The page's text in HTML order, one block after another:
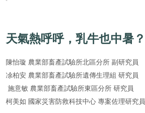
天氣熱呼呼，乳牛也中暑？
陳怡璇 農業部畜產試驗所北區分所 副研究員
凃柏安 農業部畜產試驗所遺傳生理組 研究員
施意敏 農業部畜產試驗所東區分所 研究員
柯美如 國家災害防救科技中心 專案佐理研究員